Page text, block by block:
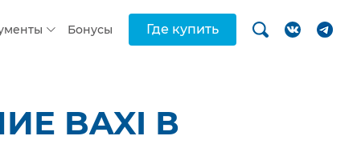
Бонусы Где купить
BAXI В